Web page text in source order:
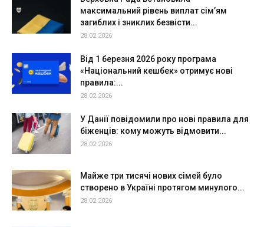
максимальний рівень виплат сім’ям
загиблих і зниклих безвісти...
28.02.2026
Від 1 березня 2026 року програма
«Національний кешбек» отримує нові
правила:...
28.02.2026
У Данії повідомили про нові правила для
біженців: кому можуть відмовити...
28.02.2026
Майже три тисячі нових сімей було
створено в Україні протягом минулого...
28.02.2026